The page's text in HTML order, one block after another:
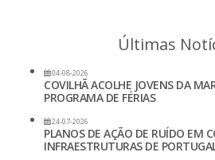
Últimas
04-08-2026
COVILHÃ ACOLHE JOVENS DA
PROGRAMA DE FÉRIAS
24-07-2026
PLANOS DE AÇÃO DE RUÍDO EM
INFRAESTRUTURAS DE